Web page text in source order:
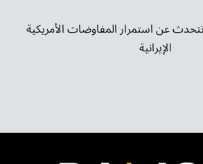
عن استمرار المفاوضات الأمريكية
الإيرانية